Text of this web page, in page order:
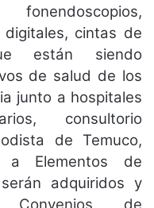
digitales, cintas de
están siendo
de salud de los
junto a hospitales
consultorio
de Temuco,
Elementos de
adquiridos y
Convenios de